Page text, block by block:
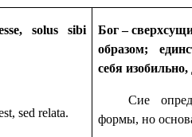
solus sibi
sed relata.
Бог –
образом;
себя изобильно,
Сие
формы, но